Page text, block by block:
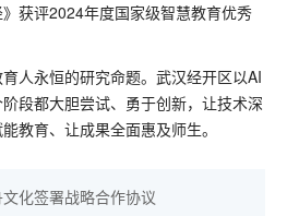
获评2024年度国家级智慧教育优秀
人永恒的研究命题。武汉经开区以AI
段都大胆尝试、勇于创新，让技术深
教育、让成果全面惠及师生。
化签署战略合作协议